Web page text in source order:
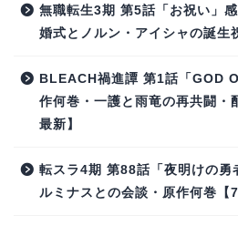
無職転生3期 第5話「お祝い」
婚式とノルン・アイシャの誕生
BLEACH禍進譚 第1話「GOD
作何巻・一護と雨竜の再共闘・
最新】
転スラ4期 第88話「夜明けの勇
ルミナスとの会談・原作何巻【